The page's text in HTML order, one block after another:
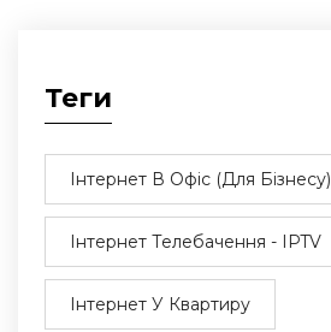
Теги
Інтернет В Офіс (для Бізнесу)
Інтернет Телебачення - IPTV
Інтернет У Квартиру